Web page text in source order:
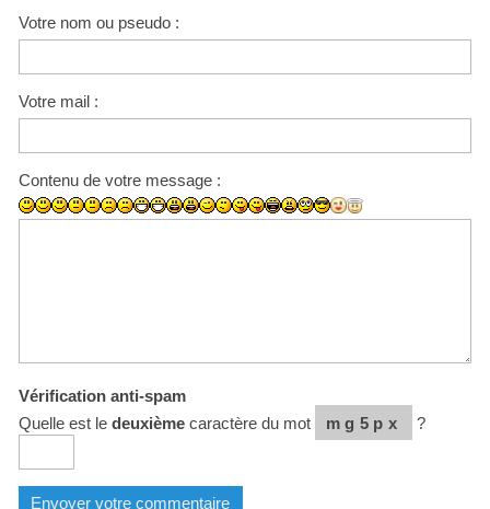
Votre nom ou pseudo :
Votre mail :
Contenu de votre message :
Vérification anti-spam
Quelle est le deuxièmecaractère du mot mg5px ?